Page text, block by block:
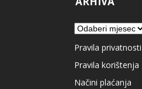
Arhiva
Pravila privatnosti
Pravila korištenja
Načini plaćanja